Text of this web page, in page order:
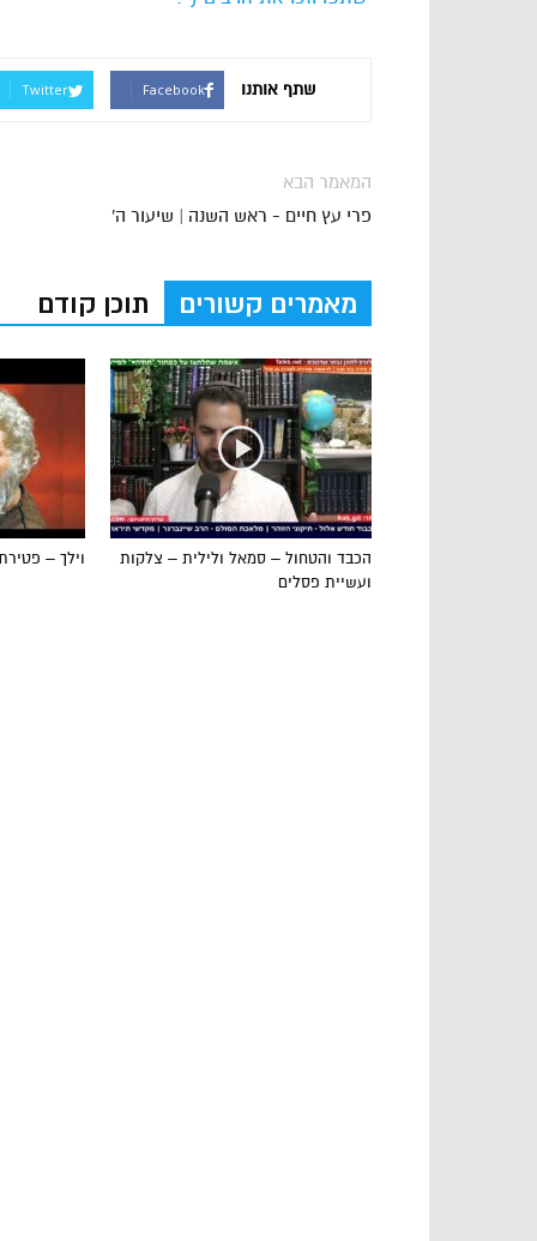
שתף אותנו Facebook
Twitter
המאמר הבא
פרי עץ חיים - ראש השנה | שיעור ה'
מאמרים קשורים תוכן קודם
וילך –
הכבד והטחול – סמאל ולילית – צלקות
ועשיית פסלים